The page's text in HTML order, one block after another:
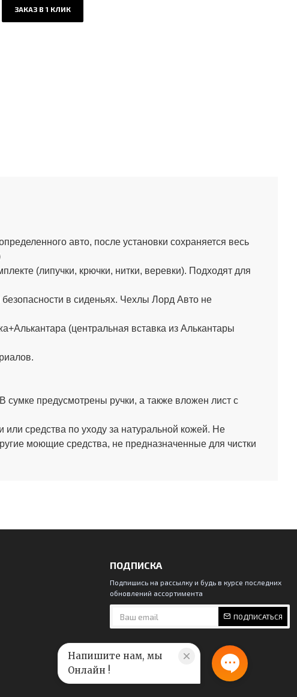
ЗАКАЗ В 1 КЛИК
авто, после установки сохраняется весь
(липучки, крючки, нитки, веревки). Подходят для
в сиденьях. Чехлы Лорд Авто не
(центральная вставка из Алькантары
предусмотрены ручки, а также вложен лист с
средства по уходу за натуральной кожей. Не
моющие средства, не предназначенные для чистки
ПОДПИСКА
Подпишись на рассылку и будь в курсе последних
обновлений ассортимента
ПОДПИСАТЬСЯ
Напишите нам, мы
Онлайн !